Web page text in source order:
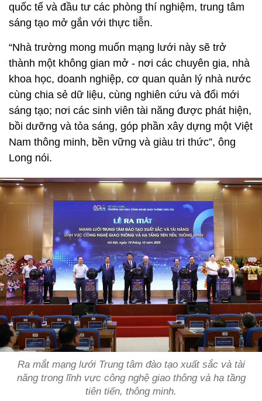
quốc tế và đầu tư các phòng thí nghiệm, trung tâm
sáng tạo mở gắn với thực tiễn.
“Nhà trường mong muốn mạng lưới này sẽ trở
thành một không gian mở - nơi các chuyên gia, nhà
khoa học, doanh nghiệp, cơ quan quản lý nhà nước
cùng chia sẻ dữ liệu, cùng nghiên cứu và đổi mới
sáng tạo; nơi các sinh viên tài năng được phát hiện,
bồi dưỡng và tỏa sáng, góp phần xây dựng một Việt
Nam thông minh, bền vững và giàu tri thức”, ông
Long nói.
Ra mắt mạng lưới Trung tâm đào tạo xuất sắc và tài
năng trong lĩnh vực công nghệ giao thông và hạ tầng
tiên tiến, thông minh.